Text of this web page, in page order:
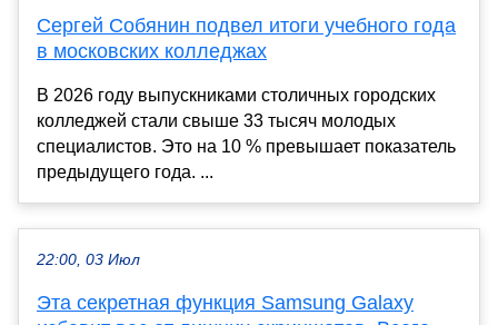
Сергей Собянин подвел итоги учебного года
в московских колледжах
В 2026 году выпускниками столичных городских
колледжей стали свыше 33 тысяч молодых
специалистов. Это на 10 % превышает показатель
предыдущего года. ...
22:00, 03 Июл
Эта секретная функция Samsung Galaxy